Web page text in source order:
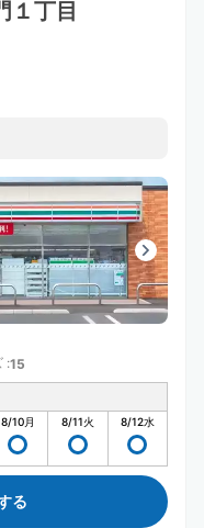
１丁目
:15
8/10月 8/11火 8/12水
る